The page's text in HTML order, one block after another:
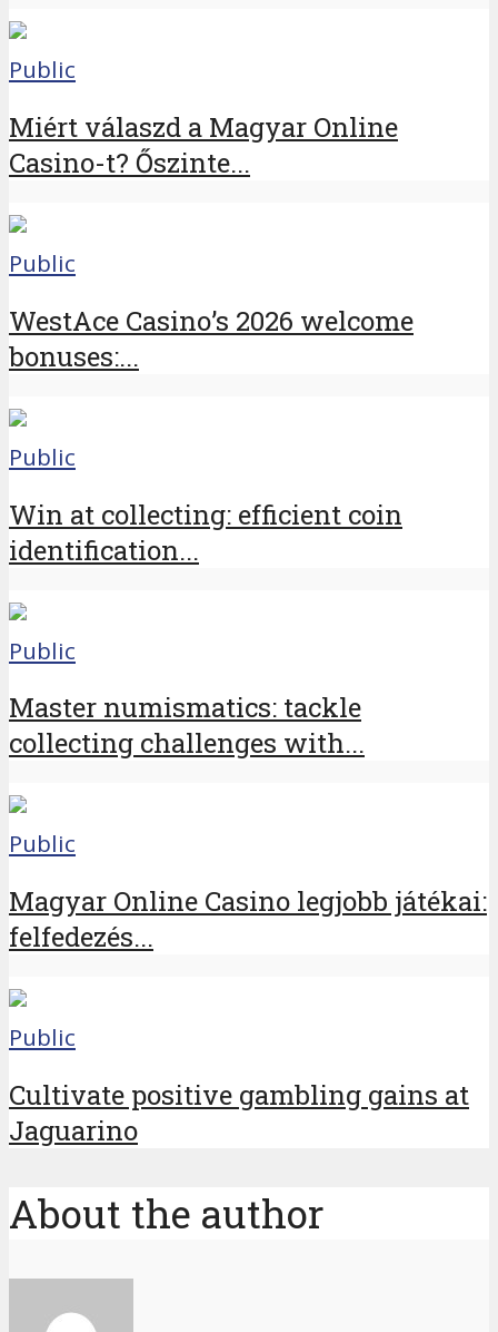
Public
Miért válaszd a Magyar Online
Casino-t? Őszinte...
Public
WestAce Casino’s 2026 welcome
bonuses:...
Public
Win at collecting: efficient coin
identification...
Public
Master numismatics: tackle
collecting challenges with...
Public
Magyar Online Casino legjobb játékai:
felfedezés...
Public
Cultivate positive gambling gains at
Jaguarino
About the author